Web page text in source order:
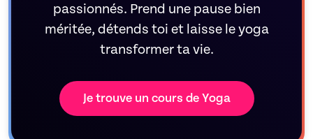
passionnés. Prend une pause bien
méritée, détends toi et laisse le yoga
transformer ta vie.
Je trouve un cours de Yoga